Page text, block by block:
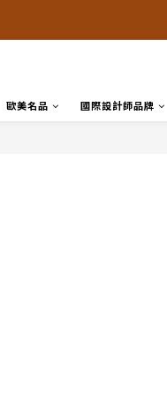
歐美名品 國際設計師品牌